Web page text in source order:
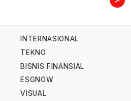
INTERNASIONAL
TEKNO
BISNIS FINANSIAL
ESGNOW
VISUAL